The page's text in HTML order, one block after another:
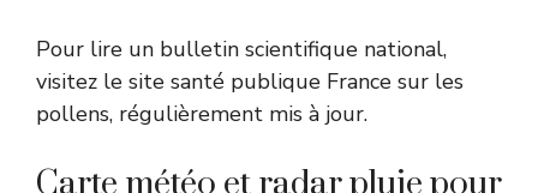
Pour lire un bulletin scientifique national,
visitez le site santé publique France sur les
pollens, régulièrement mis à jour.
Carte météo et radar pluie pour